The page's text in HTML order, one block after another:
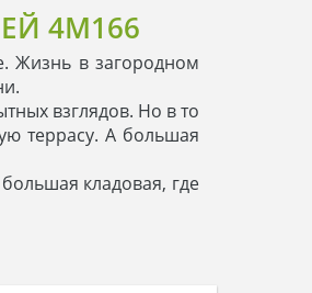
4M166
Жизнь в загородном
взглядов. Но в то
террасу. А большая
кладовая, где